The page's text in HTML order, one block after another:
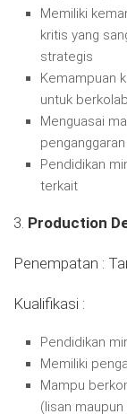
Memiliki
kritis yang
strategis
Kemampuan
untuk
Menguasai
penganggaran
Pendidikan
terkait
3. Production
Penempatan :
Kualifikasi :
Pendidikan
Memiliki
Mampu
(lisan maupun